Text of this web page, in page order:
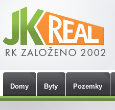
Domy Byty Pozemky